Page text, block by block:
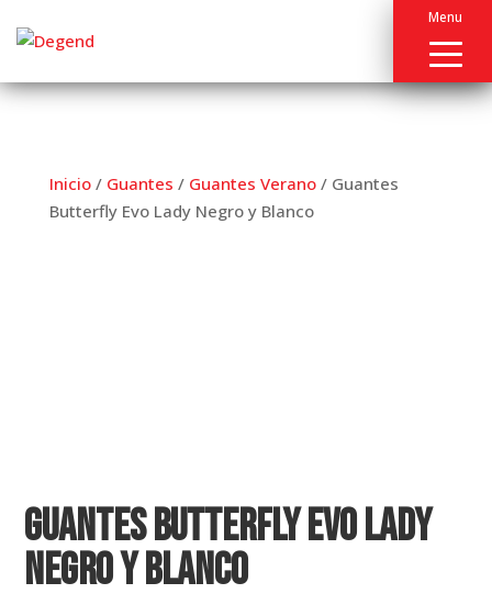
Menu
Inicio/ Guantes / Guantes Verano/ Guantes
Butterfly Evo Lady Negro y Blanco
Guantes Butterfly Evo Lady
Negro y Blanco